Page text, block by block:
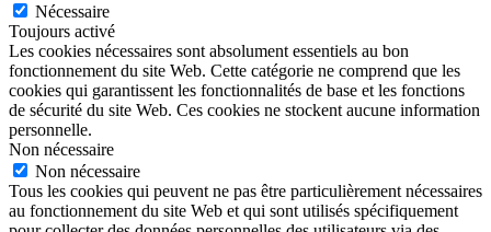
Nécessaire
Toujours activé
Les cookies nécessaires sont absolument essentiels au bon
fonctionnement du site Web. Cette catégorie ne comprend que les
cookies qui garantissent les fonctionnalités de base et les fonctions
de sécurité du site Web. Ces cookies ne stockent aucune information
personnelle.
Non nécessaire
Non nécessaire
Tous les cookies qui peuvent ne pas être particulièrement nécessaires
au fonctionnement du site Web et qui sont utilisés spécifiquement